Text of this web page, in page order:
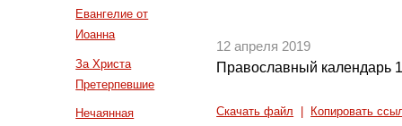
Евангелие от
Иоанна
За Христа
Претерпевшие
Нечаянная
12 апреля 2019
Православный календарь
Скачать файл Копировать